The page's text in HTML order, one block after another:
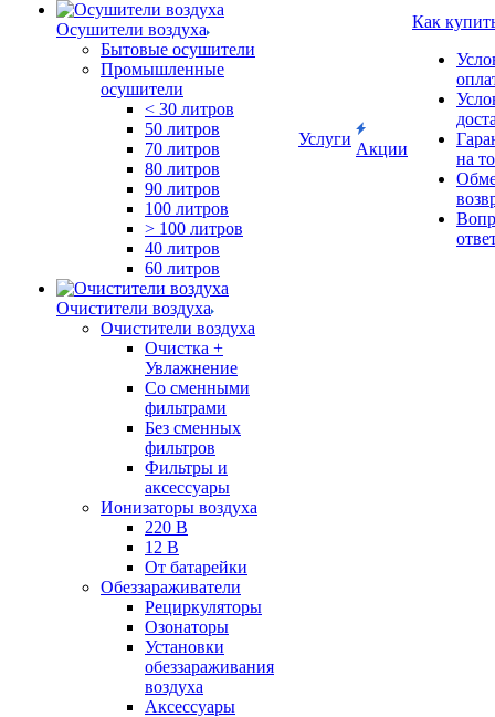
Осушители воздуха
Бытовые осушители
Промышленные
осушители
< 30 литров
50 литров
70 литров
80 литров
90 литров
100 литров
> 100 литров
40 литров
60 литров
Очистители воздуха
Очистители воздуха
Очистка +
Увлажнение
Cо сменными
фильтрами
Без сменных
фильтров
Фильтры и
аксессуары
Ионизаторы воздуха
220 В
12 В
От батарейки
Обеззараживатели
Рециркуляторы
Озонаторы
Установки
обеззараживания
воздуха
Аксессуары
Услуги
Акции
Как
на